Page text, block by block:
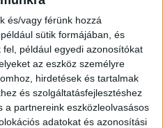
és/vagy férünk hozzá
sütik formájában, és
például egyedi azonosítókat
az eszköz személyre
hirdetések és tartalmak
és szolgáltatásfejlesztéshez
a partnereink eszközleolvasásos
adatokat és azonosítási
között a Liza, a
komédia és a
nézhető a
története vagy a Csak
vígjáték. A kínálat része A
nemzetközi
Az animáció